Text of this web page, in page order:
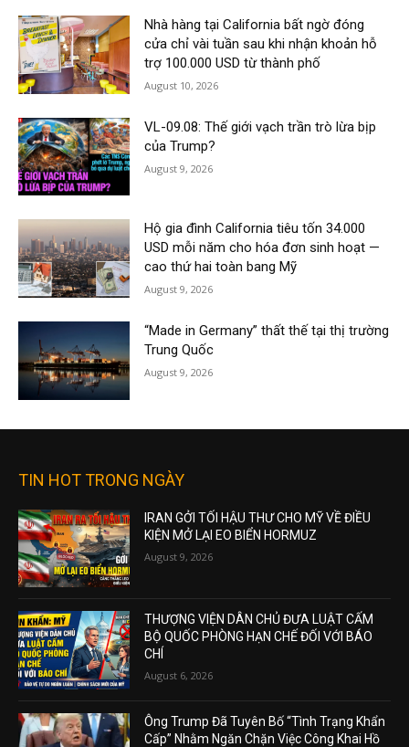
Nhà hàng tại California bất ngờ đóng
cửa chỉ vài tuần sau khi nhận khoản hỗ
trợ 100.000 USD từ thành phố
August 10, 2026
VL-09.08: Thế giới vạch trần trò lừa bịp
của Trump?
August 9, 2026
Hộ gia đình California tiêu tốn 34.000
USD mỗi năm cho hóa đơn sinh hoạt —
cao thứ hai toàn bang Mỹ
August 9, 2026
“Made in Germany” thất thế tại thị trường
Trung Quốc
August 9, 2026
TIN HOT TRONG NGÀY
IRAN GỞI TỐI HẬU THƯ CHO MỸ VỀ ĐIỀU
KIỆN MỞ LẠI EO BIỂN HORMUZ
August 9, 2026
THƯỢNG VIỆN DÂN CHỦ ĐƯA LUẬT CẤM
BỘ QUỐC PHÒNG HẠN CHẾ ĐỐI VỚI BÁO
CHÍ
August 6, 2026
Ông Trump Đã Tuyên Bố “Tình Trạng Khẩn
Cấp” Nhằm Ngăn Chặn Việc Công Khai Hồ